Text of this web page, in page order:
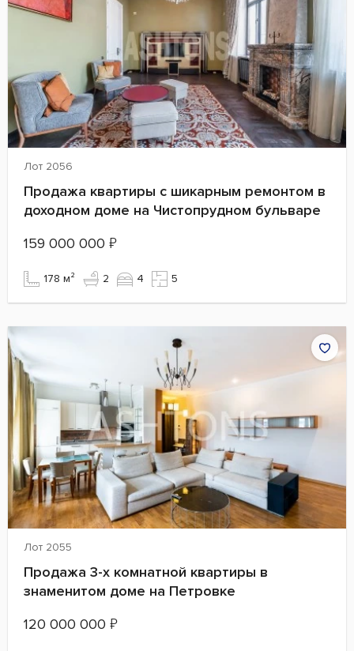
Лот 2056
Продажа квартиры с шикарным ремонтом в
доходном доме на Чистопрудном бульваре
159 000 000 ₽
178 м² 2 4 5
Лот 2055
Продажа 3-х комнатной квартиры в
знаменитом доме на Петровке
120 000 000 ₽